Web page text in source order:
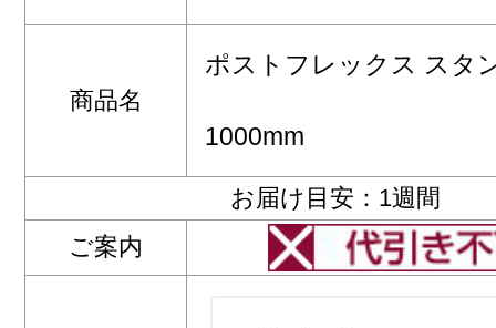
商品名
ポストフレックス スタ
1000mm
お届け目安：1週間
ご案内